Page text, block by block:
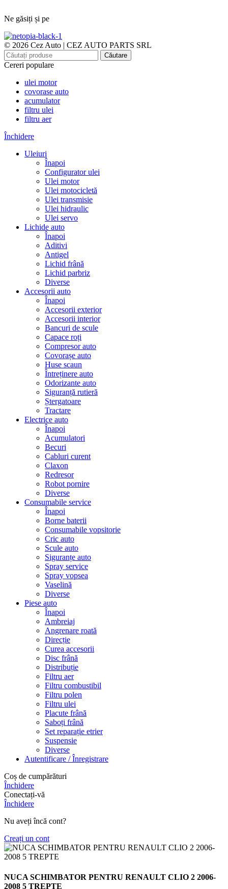
Ne găsiți și pe
© 2026 Cez Auto | CEZ AUTO PARTS SRL
Căutare
Cereri populare
ulei motor
covorase auto
acumulator
filtru ulei
filtru aer
Închidere
Uleiuri
Înapoi
Configurator ulei
Ulei motor
Ulei motocicletă
Ulei transmisie
Ulei hidraulic
Ulei servo
Lichide auto
Înapoi
Aditivi
Antigel
Lichid frână
Lichid parbriz
Diverse
Accesorii auto
Înapoi
Accesorii exterior
Accesorii interior
Bancuri de scule
Capace roți
Compresor auto
Covorașe auto
Huse scaun
Întreținere auto
Odorizante auto
Siguranță rutieră
Ștergatoare
Tractare
Electrice auto
Înapoi
Acumulatori
Becuri
Cabluri curent
Claxon
Redresor
Robot pornire
Diverse
Consumabile service
Înapoi
Borne baterii
Consumabile vopsitorie
Cric auto
Scule auto
Siguranțe auto
Spray service
Spray vopsea
Vaselină
Diverse
Piese auto
Înapoi
Ambreiaj
Angrenare roată
Direcție
Curea accesorii
Disc frână
Distribuție
Filtru aer
Filtru combustibil
Filtru polen
Filtru ulei
Placute frână
Saboți frână
Set reparație etrier
Suspensie
Diverse
Autentificare / Înregistrare
Coș de cumpărături
Închidere
Conectați-vă
Închidere
Nu aveți încă cont?
Creați un cont
NUCA SCHIMBATOR PENTRU RENAULT CLIO 2 2006-
2008 5 TREPTE